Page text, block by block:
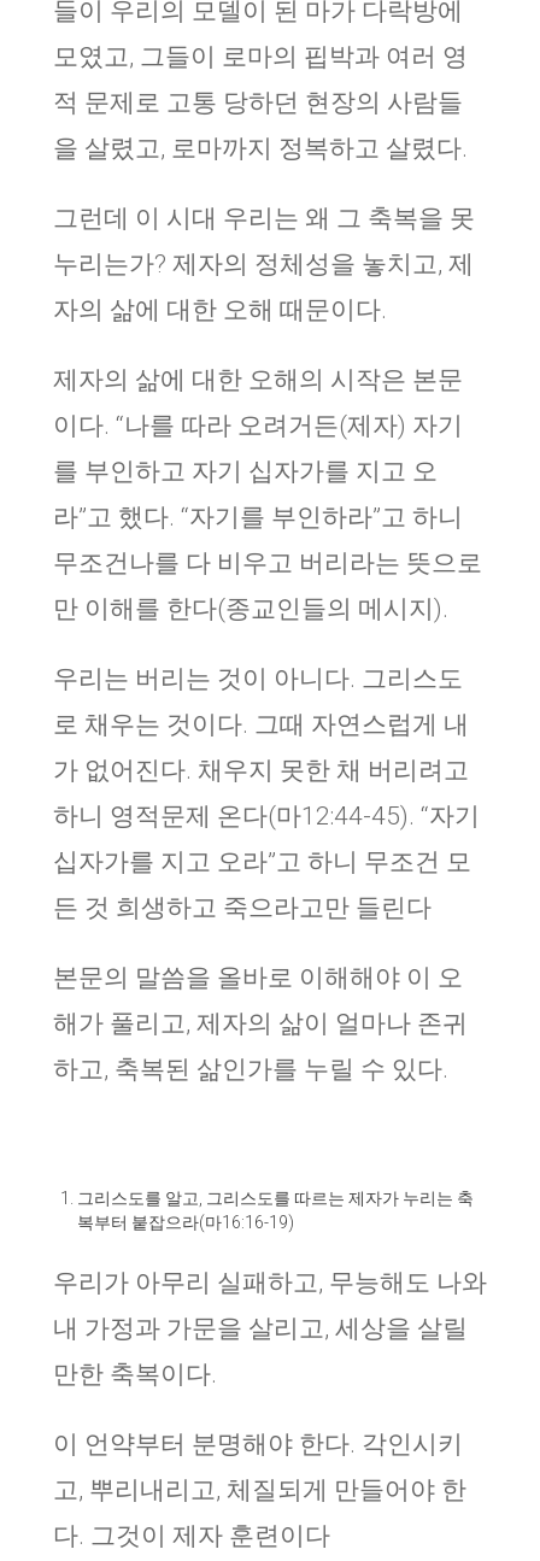
들이 우리의 모델이 된 마가 다락방에
모였고, 그들이 로마의 핍박과 여러 영
적 문제로 고통 당하던 현장의 사람들
을 살렸고, 로마까지 정복하고 살렸다.
그런데 이 시대 우리는 왜 그 축복을 못
누리는가? 제자의 정체성을 놓치고, 제
자의 삶에 대한 오해 때문이다.
제자의 삶에 대한 오해의 시작은 본문
이다. “나를 따라 오려거든(제자) 자기
를 부인하고 자기 십자가를 지고 오
라”고 했다. “자기를 부인하라”고 하니
무조건나를 다 비우고 버리라는 뜻으로
만 이해를 한다(종교인들의 메시지).
우리는 버리는 것이 아니다. 그리스도
로 채우는 것이다. 그때 자연스럽게 내
가 없어진다. 채우지 못한 채 버리려고
하니 영적문제 온다(마12:44-45). “자기
십자가를 지고 오라”고 하니 무조건 모
든 것 희생하고 죽으라고만 들린다
본문의 말씀을 올바로 이해해야 이 오
해가 풀리고, 제자의 삶이 얼마나 존귀
하고, 축복된 삶인가를 누릴 수 있다.
그리스도를 알고, 그리스도를 따르는 제자가 누리는 축
복부터 붙잡으라(마16:16-19)
우리가 아무리 실패하고, 무능해도 나와
내 가정과 가문을 살리고, 세상을 살릴
만한 축복이다.
이 언약부터 분명해야 한다. 각인시키
고, 뿌리내리고, 체질되게 만들어야 한
다. 그것이 제자 훈련이다